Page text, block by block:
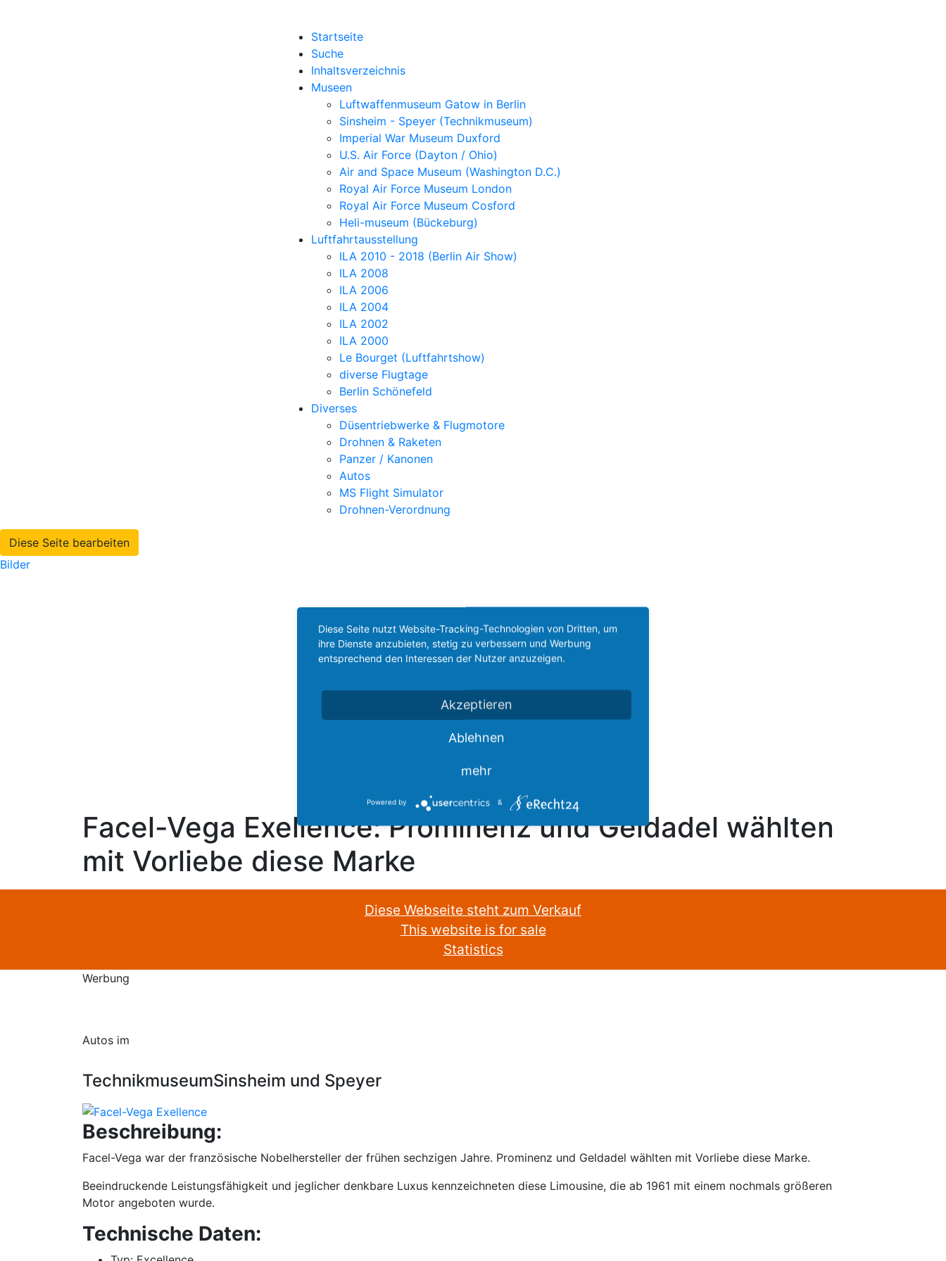
Startseite
Suche
Inhaltsverzeichnis
Museen
Luftwaffenmuseum Gatow in Berlin
Sinsheim - Speyer (Technikmuseum)
Imperial War Museum Duxford
U.S. Air Force (Dayton / Ohio)
Air and Space Museum (Washington D.C.)
Royal Air Force Museum London
Royal Air Force Museum Cosford
Heli-museum (Bückeburg)
Luftfahrtausstellung
ILA 2010 - 2018 (Berlin Air Show)
ILA 2008
ILA 2006
ILA 2004
ILA 2002
ILA 2000
Le Bourget (Luftfahrtshow)
diverse Flugtage
Berlin Schönefeld
Diverses
Düsentriebwerke & Flugmotore
Drohnen & Raketen
Panzer / Kanonen
Autos
MS Flight Simulator
Drohnen-Verordnung
Diese Seite bearbeiten
Bilder
Facel-Vega Exellence: Prominenz und Geldadel wählten
mit Vorliebe diese Marke
Diese Webseite steht zum Verkauf
This website is for sale
Statistics
Werbung
Autos im
TechnikmuseumSinsheim und Speyer
Beschreibung:
Facel-Vega war der französische Nobelhersteller der frühen sechzigen Jahre. Prominenz und Geldadel wählten mit Vorliebe diese Marke.
Beeindruckende Leistungsfähigkeit und jeglicher denkbare Luxus kennzeichneten diese Limousine, die ab 1961 mit einem nochmals größeren
Motor angeboten wurde.
Technische Daten:
Diese Seite nutzt Website-Tracking-Technologien von Dritten, um
ihre Dienste anzubieten, stetig zu verbessern und Werbung
entsprechend den Interessen der Nutzer anzuzeigen.
Akzeptieren
Ablehnen
mehr
Powered by &